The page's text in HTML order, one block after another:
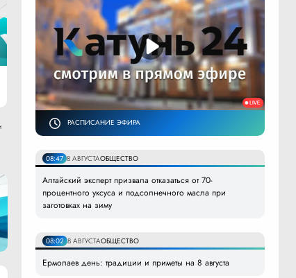
РАСПИСАНИЕ ЭФИРА
08:47 8 АВГУСТАОБЩЕСТВО
Алтайский эксперт призвала отказаться от 70-
процентного уксуса и подсолнечного масла при
заготовках на зиму
08:02 8 АВГУСТАОБЩЕСТВО
Ермолаев день: традиции и приметы на 8 августа